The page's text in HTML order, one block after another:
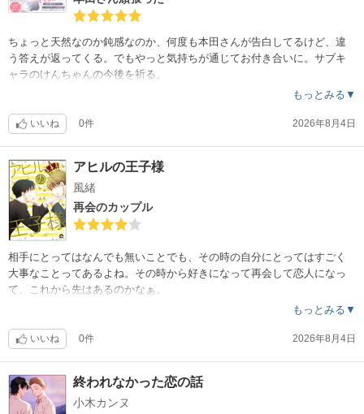
ちょっと天然なのか鈍感なのか、何度も本田さんが告白してるけど、違
う答えが返ってくる。でもやっと気持ちが通じてお付き合いに。サブキ
ャラのけんちゃんの今後を祈る。
もっとみる▼
いいね 0件 2026年8月4日
アヒルの王子様
風緒
再会のカップル
相手にとってはなんでも無いことでも、その時の自分にとってはすごく
大事なことってあるよね。その時から好きになって再会して恋人になっ
て、これから先はあるのかなぁ。
もっとみる▼
いいね 0件 2026年8月4日
終われなかった恋の話
小木カンヌ